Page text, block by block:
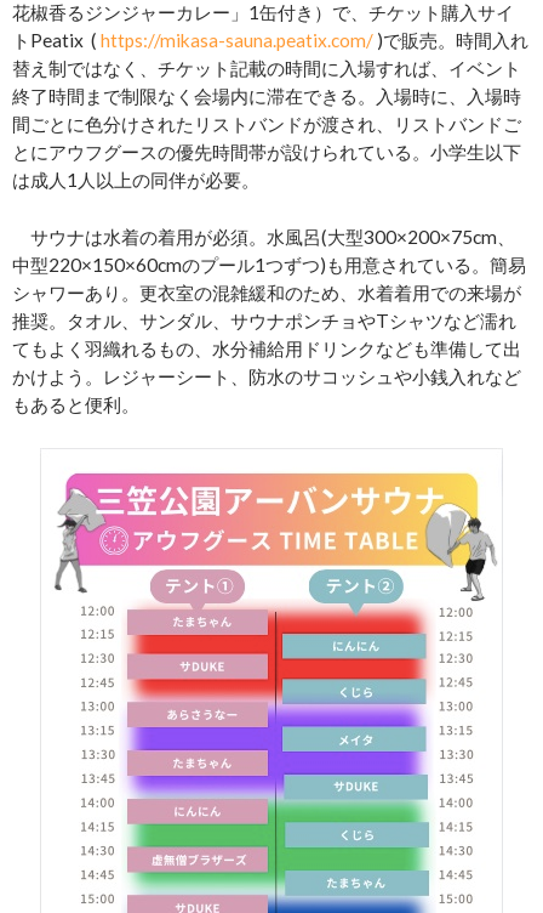
花椒香るジンジャーカレー」1缶付き）で、チケット購入サイ
トPeatix ( https://mikasa-sauna.peatix.com/ )で販売。時間入れ
替え制ではなく、チケット記載の時間に入場すれば、イベント
終了時間まで制限なく会場内に滞在できる。入場時に、入場時
間ごとに色分けされたリストバンドが渡され、リストバンドご
とにアウフグースの優先時間帯が設けられている。小学生以下
は成人1人以上の同伴が必要。
サウナは水着の着用が必須。水風呂(大型300×200×75cm、
中型220×150×60cmのプール1つずつ)も用意されている。簡易
シャワーあり。更衣室の混雑緩和のため、水着着用での来場が
推奨。タオル、サンダル、サウナポンチョやTシャツなど濡れ
てもよく羽織れるもの、水分補給用ドリンクなども準備して出
かけよう。レジャーシート、防水のサコッシュや小銭入れなど
もあると便利。